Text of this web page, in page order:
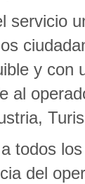
servicio
y con
al
todos
del